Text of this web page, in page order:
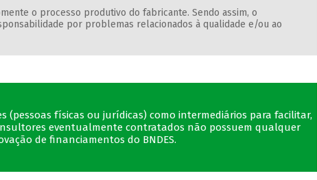
o processo produtivo do fabricante. Sendo assim, o
por problemas relacionados à qualidade e/ou ao
(pessoas físicas ou jurídicas) como intermediários para facilitar,
eventualmente contratados não possuem qualquer
de financiamentos do BNDES.